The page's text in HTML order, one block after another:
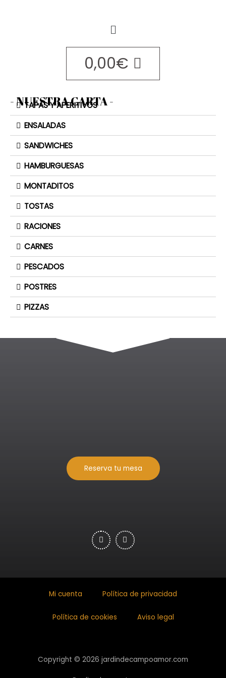
0,00€
TAPAS Y APERITIVOS
ENSALADAS
SANDWICHES
HAMBURGUESAS
MONTADITOS
TOSTAS
RACIONES
CARNES
PESCADOS
POSTRES
PIZZAS
- NUESTRA CARTA -
Reserva tu mesa
Mi cuenta Política de privacidad
Política de cookies Aviso legal
Copyright © 2026 jardindecampoamor.com